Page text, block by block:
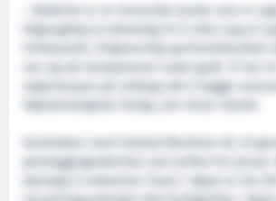
– Rederiet er en krevende kunde som er
tilgjengelig ny teknologi til å sikre seg et
funksjonelt, miljøvennlig og fremtidsrettet
oss og vår kompetanse svært godt. Vi har
organisasjon på nettopp det å bygge
høyteknologiske fartøy, sier Arnar Utseth.
Kontrakten med Volstad Maritime AS vil
planleggingsaktivitet ved verftet fra januar
planlagt å ankomme Fosen i løpet av Q4